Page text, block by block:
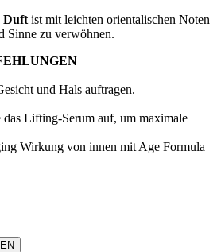
Duft ist mit leichten orientalischen Noten
Sinne zu verwöhnen.
und Hals auftragen.
das Lifting-Serum auf, um maximale
Wirkung von innen mit Age Formula